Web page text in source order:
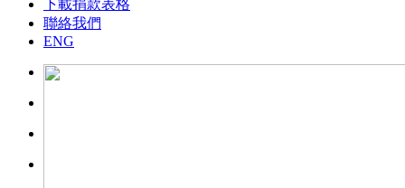
下載捐款表格
聯絡我們
ENG